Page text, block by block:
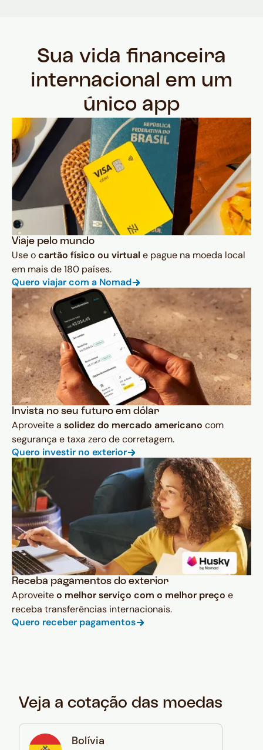
Sua vida financeira
internacional em um
único app
Viaje pelo mundo
Use ocartão físico ou virtual e pague na moeda local
em mais de 180 países.
Quero viajar com a Nomad
Invista no seu futuro em dólar
Aproveite a solidez do mercado americano com
segurança e taxa zero de corretagem.
Quero investir no exterior
Receba pagamentos do exterior
Aproveiteo melhor serviço com o melhor preço e
receba transferências internacionais.
Quero receber pagamentos
Veja a cotação das moedas
Bolívia